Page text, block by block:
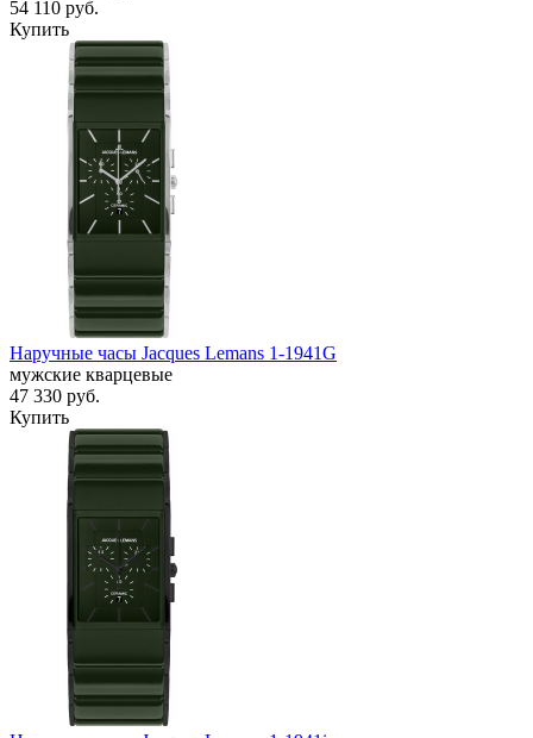
54 110 руб.
Купить
Наручные часы Jacques Lemans 1-1941G
мужские кварцевые
47 330 руб.
Купить